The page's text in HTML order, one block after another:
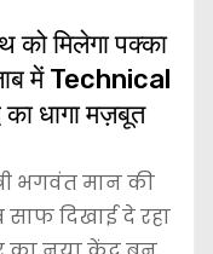
को मिलेगा पक्का
में Technical
धागा मज़बूत
भगवंत मान की
दिखाई दे रहा